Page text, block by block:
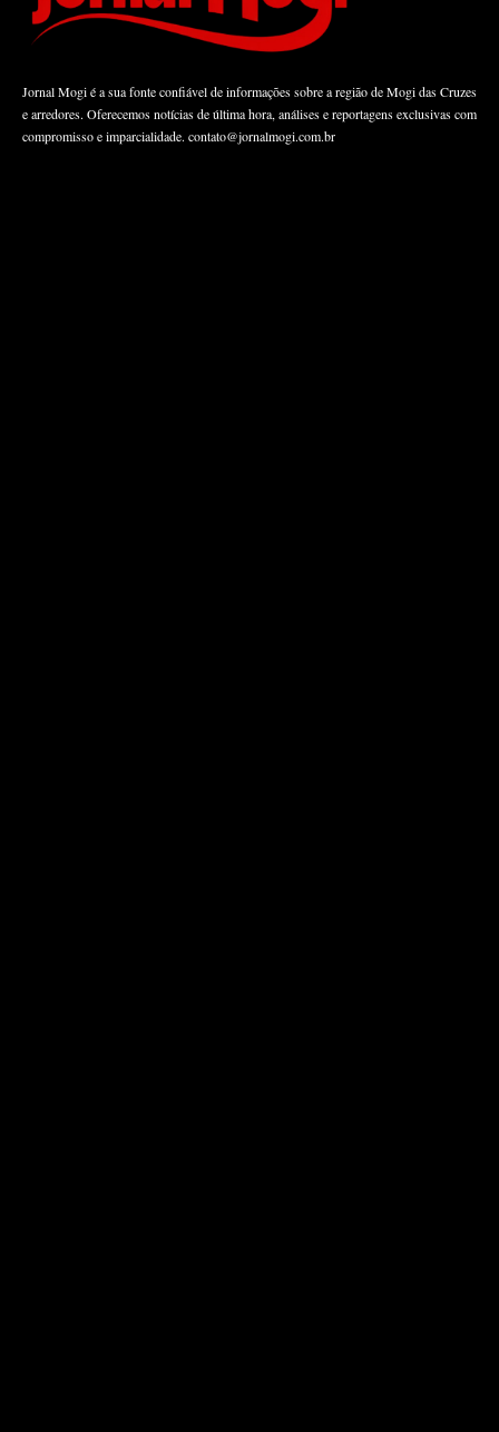
Jornal Mogi é a sua fonte confiável de informações sobre a região de Mogi das Cruzes
e arredores. Oferecemos notícias de última hora, análises e reportagens exclusivas com
compromisso e imparcialidade. contato@jornalmogi.com.br